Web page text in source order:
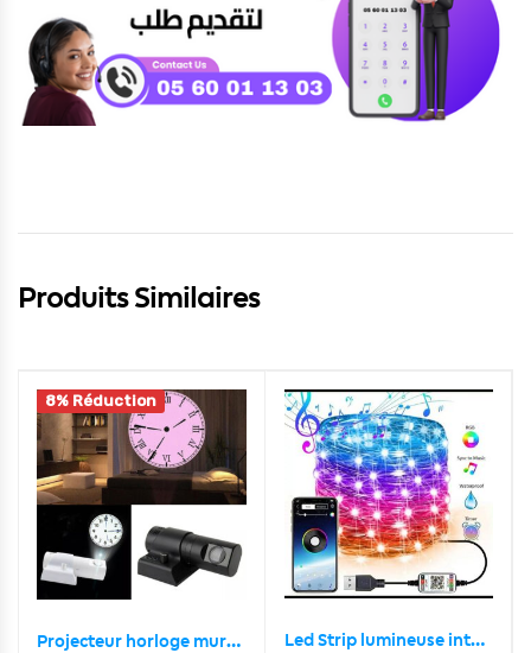
Produits Similaires
8% Réduction
Projecteur horloge mural HD Rotation à 180 degrés 2 mode et 4 couleur Led Strip lumineuse intelligente 5M USB Bluetooth pour décoration